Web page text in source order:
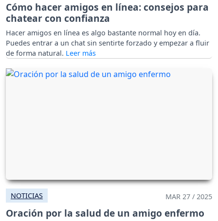
Cómo hacer amigos en línea: consejos para
chatear con confianza
Hacer amigos en línea es algo bastante normal hoy en día.
Puedes entrar a un chat sin sentirte forzado y empezar a fluir
de forma natural.
NOTICIAS MAR 27 / 2025
Oración por la salud de un amigo enfermo